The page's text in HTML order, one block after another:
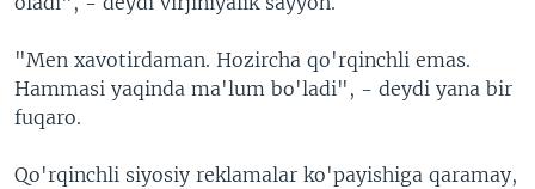
"Men xavotirdaman. Hozircha qo'rqinchli emas.
Hammasi yaqinda ma'lum bo'ladi", - deydi yana bir
fuqaro.
Qo'rqinchli siyosiy reklamalar ko'payishiga qaramay,